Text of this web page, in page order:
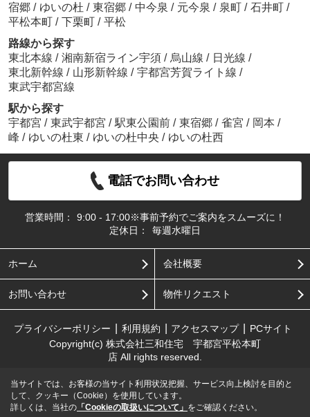
宿郷 / ゆいの杜 / 東宿郷 / 中今泉 / 元今泉 / 泉町 / 石井町 /
平松本町 / 下栗町 / 平松
路線から探す
東北本線 / 湘南新宿ライン宇須 / 烏山線 / 日光線 /
東北新幹線 / 山形新幹線 / 宇都宮芳賀ライト線 /
東武宇都宮線
駅から探す
宇都宮 / 東武宇都宮 / 駅東公園前 / 東宿郷 / 雀宮 / 岡本 /
峰 / ゆいの杜東 / ゆいの杜中央 / ゆいの杜西
電話でお問い合わせ
営業時間：
9:00 - 17:00※事前予約でご案内をスムーズに！
定休日：
毎週水曜日
ホーム 会社概要
お問い合わせ 物件リクエスト
プライバシーポリシー 利用規約 アクセスマップ
PCサイト
Copyright(c) 株式会社三和住宅 宇都宮平松本町
店 All rights reserved.
当サイトでは、お客様の当サイト利用状況把握、サービス向上検討を目的と
して、クッキー（Cookie）を使用しています。
詳しくは、当社の 「Cookieの取扱いについて」 をご確認ください。